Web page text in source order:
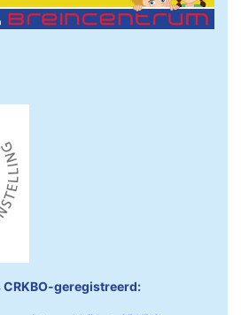
geregistreerd: